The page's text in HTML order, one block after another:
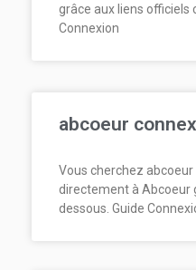
grâce aux liens officiels
Connexion
abcoeur
Vous cherchez
directement à Abcoeur
dessous. Guide